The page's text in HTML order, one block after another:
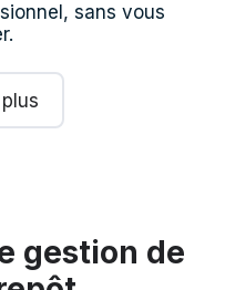
sans vous
gestion de